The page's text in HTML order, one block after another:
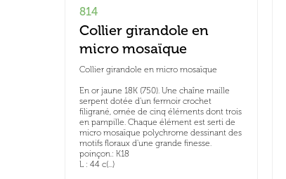
814
Collier girandole en
micro mosaïque
Collier girandole en micro mosaïque
En or jaune 18K (750). Une chaîne maille
serpent dotée d'un fermoir crochet
filigrané, ornée de cinq éléments dont trois
en pampille. Chaque élément est serti de
micro mosaïque polychrome dessinant des
motifs floraux d'une grande finesse.
poinçon.: K18
L : 44 c(...)